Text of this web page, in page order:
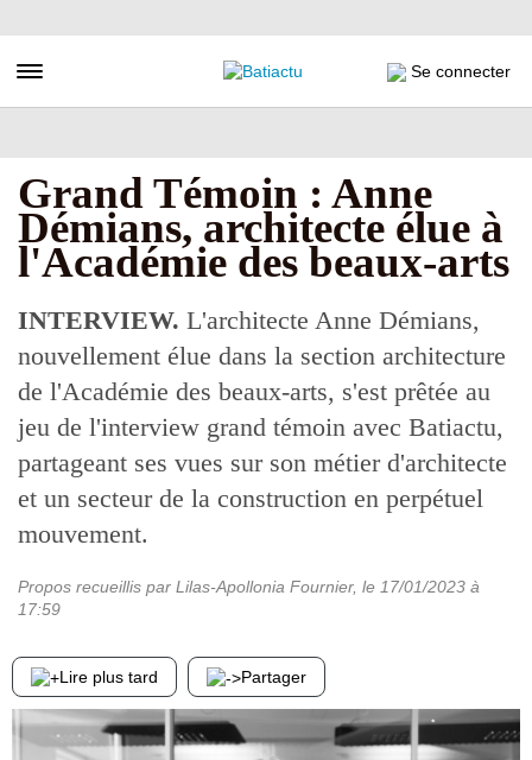
au
principal
Toggle navigation Se connecter
Grand Témoin : Anne
Démians, architecte élue à
l'Académie des beaux-arts
INTERVIEW. L'architecte Anne Démians,
nouvellement élue dans la section architecture
de l'Académie des beaux-arts, s'est prêtée au
jeu de l'interview grand témoin avec Batiactu,
partageant ses vues sur son métier d'architecte
et un secteur de la construction en perpétuel
mouvement.
Propos recueillis par Lilas-Apollonia Fournier, le 17/01/2023 à
17:59
Lire plus tard Partager